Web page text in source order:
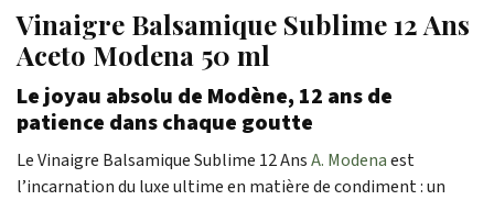
Vinaigre Balsamique Sublime 12 Ans
Aceto Modena 50 ml
Le joyau absolu de Modène, 12 ans de
patience dans chaque goutte
Le Vinaigre Balsamique Sublime 12 AnsA. Modenaest
l’incarnation du luxe ultime en matière de condiment : un